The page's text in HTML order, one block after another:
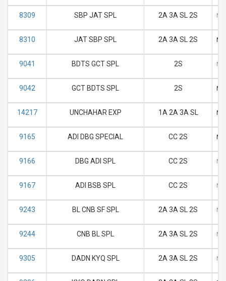
8309 SBP JAT SPL 2A 3A SL 2S M
8310 JAT SBP SPL 2A 3A SL 2S M
9041 BDTS GCT SPL 2S M
9042 GCT BDTS SPL 2S M
14217 UNCHAHAR EXP 1A 2A 3A SL M
9165 ADI DBG SPECIAL CC 2S M
9166 DBG ADI SPL CC 2S M
9167 ADI BSB SPL CC 2S M
9243 BL CNB SF SPL 2A 3A SL 2S M
9244 CNB BL SPL 2A 3A SL 2S M
9305 DADN KYQ SPL 2A 3A SL 2S M